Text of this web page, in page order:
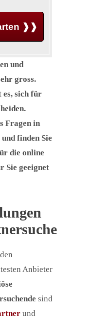
❱❱
und
gross.
es, sich für
Fragen in
finden Sie
die online
Sie geeignet
Anbieter
sind
und